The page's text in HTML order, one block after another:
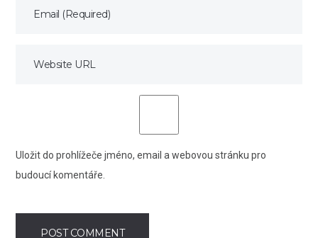
Uložit do prohlížeče jméno, email a webovou stránku pro
budoucí komentáře.